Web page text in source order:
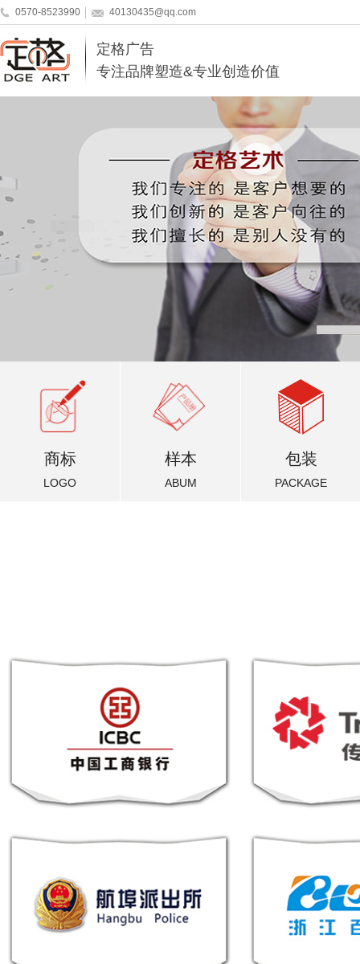
0570-8523990 40130435@qq.com
定格广告
专注品牌塑造&专业创造价值
商标
LOGO
样本
ABUM
包装
PACKAGE